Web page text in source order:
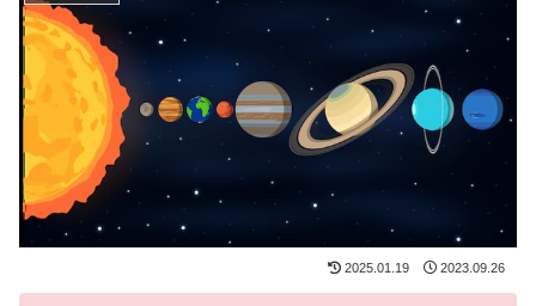
2025.01.19 2023.09.26